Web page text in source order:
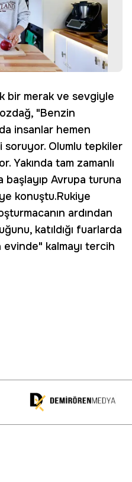
bir merak ve sevgiyle
"Benzin
insanlar hemen
soruyor. Olumlu tepkiler
Yakında tam zamanlı
başlayıp Avrupa turuna
konuştu.Rukiye
ardından
katıldığı fuarlarda
kalmayı tercih